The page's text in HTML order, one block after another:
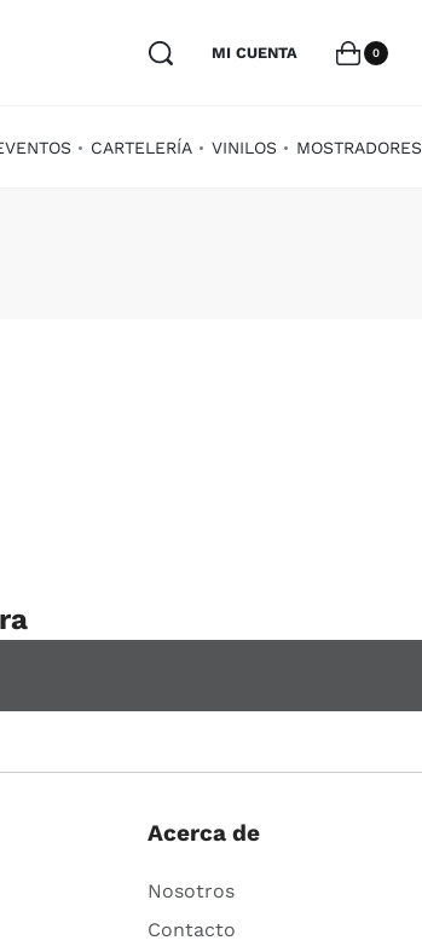
MI CUENTA 0
CARTELERÍA VINILOS MOSTRADORES
Acerca de
Nosotros
Contacto